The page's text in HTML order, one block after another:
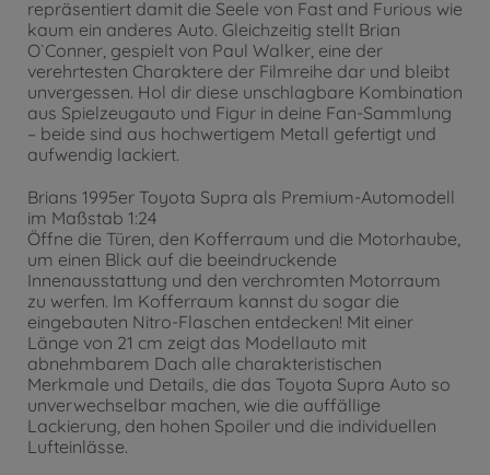
repräsentiert damit die Seele von Fast and Furious wie
kaum ein anderes Auto. Gleichzeitig stellt Brian
O`Conner, gespielt von Paul Walker, eine der
verehrtesten Charaktere der Filmreihe dar und bleibt
unvergessen. Hol dir diese unschlagbare Kombination
aus Spielzeugauto und Figur in deine Fan-Sammlung
– beide sind aus hochwertigem Metall gefertigt und
aufwendig lackiert.
Brians 1995er Toyota Supra als Premium-Automodell
im Maßstab 1:24
Öffne die Türen, den Kofferraum und die Motorhaube,
um einen Blick auf die beeindruckende
Innenausstattung und den verchromten Motorraum
zu werfen. Im Kofferraum kannst du sogar die
eingebauten Nitro-Flaschen entdecken! Mit einer
Länge von 21 cm zeigt das Modellauto mit
abnehmbarem Dach alle charakteristischen
Merkmale und Details, die das Toyota Supra Auto so
unverwechselbar machen, wie die auffällige
Lackierung, den hohen Spoiler und die individuellen
Lufteinlässe.